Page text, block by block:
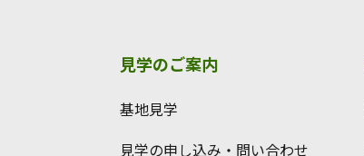
見学のご案内
基地見学
見学の申し込み・問い合わせ